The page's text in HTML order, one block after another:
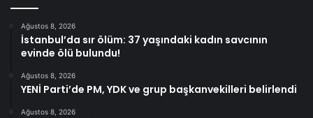
Ağustos 8, 2026
İstanbul’da sır ölüm: 37 yaşındaki kadın savcının
evinde ölü bulundu!
Ağustos 8, 2026
YENİ Parti’de PM, YDK ve grup başkanvekilleri belirlendi
Ağustos 8, 2026